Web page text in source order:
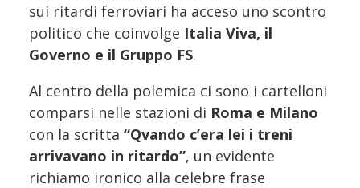
sui ritardi ferroviari ha acceso uno scontro
politico che coinvolge Italia Viva, il
Governo e il Gruppo FS.
Al centro della polemica ci sono i cartelloni
comparsi nelle stazioni di Roma e Milano
con la scritta “Qvando c’era lei i treni
arrivavano in ritardo”, un evidente
richiamo ironico alla celebre frase